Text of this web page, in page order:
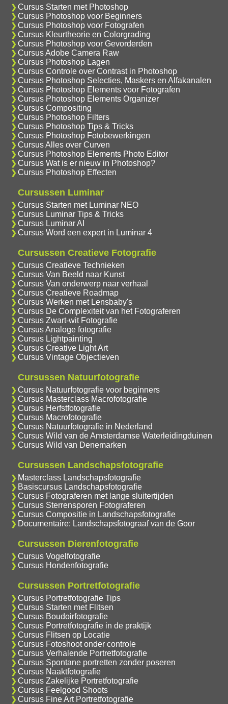
Cursus Starten met Photoshop
Cursus Photoshop voor Beginners
Cursus Photoshop voor Fotografen
Cursus Kleurtheorie en Colorgrading
Cursus Photoshop voor Gevorderden
Cursus Adobe Camera Raw
Cursus Photoshop Lagen
Cursus Controle over Contrast in Photoshop
Cursus Photoshop Selecties, Maskers en Alfakanalen
Cursus Photoshop Elements voor Fotografen
Cursus Photoshop Elements Organizer
Cursus Compositing
Cursus Photoshop Filters
Cursus Photoshop Tips & Tricks
Cursus Photoshop Fotobewerkingen
Cursus Alles over Curven
Cursus Photoshop Elements Photo Editor
Cursus Wat is er nieuw in Photoshop?
Cursus Photoshop Effecten
Cursussen Luminar
Cursus Starten met Luminar NEO
Cursus Luminar Tips & Tricks
Cursus Luminar AI
Cursus Word een expert in Luminar 4
Cursussen Creatieve Fotografie
Cursus Creatieve Technieken
Cursus Van Beeld naar Kunst
Cursus Van onderwerp naar verhaal
Cursus Creatieve Roadmap
Cursus Werken met Lensbaby's
Cursus De Complexiteit van het Fotograferen
Cursus Zwart-wit Fotografie
Cursus Analoge fotografie
Cursus Lightpainting
Cursus Creative Light Art
Cursus Vintage Objectieven
Cursussen Natuurfotografie
Cursus Natuurfotografie voor beginners
Cursus Masterclass Macrofotografie
Cursus Herfstfotografie
Cursus Macrofotografie
Cursus Natuurfotografie in Nederland
Cursus Wild van de Amsterdamse Waterleidingduinen
Cursus Wild van Denemarken
Cursussen Landschapsfotografie
Masterclass Landschapsfotografie
Basiscursus Landschapsfotografie
Cursus Fotograferen met lange sluitertijden
Cursus Sterrensporen Fotograferen
Cursus Compositie in Landschapsfotografie
Documentaire: Landschapsfotograaf van de Goor
Cursussen Dierenfotografie
Cursus Vogelfotografie
Cursus Hondenfotografie
Cursussen Portretfotografie
Cursus Portretfotografie Tips
Cursus Starten met Flitsen
Cursus Boudoirfotografie
Cursus Portretfotografie in de praktijk
Cursus Flitsen op Locatie
Cursus Fotoshoot onder controle
Cursus Verhalende Portretfotografie
Cursus Spontane portretten zonder poseren
Cursus Naaktfotografie
Cursus Zakelijke Portretfotografie
Cursus Feelgood Shoots
Cursus Fine Art Portretfotografie